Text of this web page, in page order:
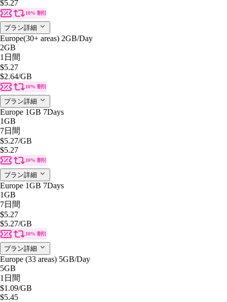
$5.27
10% 割引
プラン詳細
Europe(30+ areas) 2GB/Day
2GB
1日間
$5.27
$2.64/GB
10% 割引
プラン詳細
Europe 1GB 7Days
1GB
7日間
$5.27/GB
$5.27
10% 割引
プラン詳細
Europe 1GB 7Days
1GB
7日間
$5.27
$5.27/GB
10% 割引
プラン詳細
Europe (33 areas) 5GB/Day
5GB
1日間
$1.09/GB
$5.45